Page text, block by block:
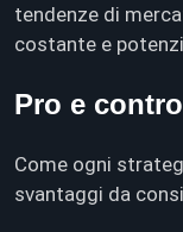
tendenze di
costante e
Pro e
Come ogni
svantaggi da